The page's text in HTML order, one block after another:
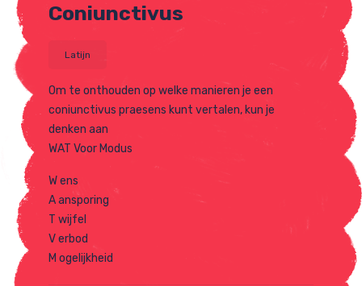
Coniunctivus
Latijn
Om te onthouden op welke manieren je een
coniunctivus praesens kunt vertalen, kun je
denken aan
WAT Voor Modus
W ens
A ansporing
T wijfel
V erbod
M ogelijkheid